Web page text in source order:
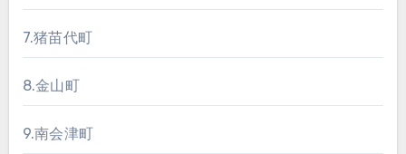
7.猪苗代町
8.金山町
9.南会津町